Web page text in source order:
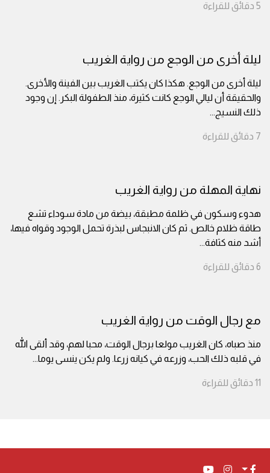
5 دقائق للقراءة
ليلة أخرى من الوجع من رواية الغريب
ليلة أخرى من الوجع. هكذا كان يكتب الغريب بين الفينة والأخرى.
والحقيقة أن ليالي الوجع كانت كثيرة، منذ الطفولة البكر. إن وجود
ذلك النسيج...
7 دقائق للقراءة
نهاية المهلة من رواية الغريب
هدوء وسكون في ظلمة مطبقة، بيضة من مادة سوداء تشع
طاقة ظلام خالص. ثم كان الانبجاس لبذرة تحمل الوجود وقواه فيها،
أشد منه كثافة...
6 دقائق للقراءة
مع رجال الوقت من رواية الغريب
منذ صباه، كان الغريب مولعا برجال الوقت، محبا لهم، وقد ألقى الله
في قلبه ذلك الحب، وزرعه في كيانه زرعا. ولم يكن ينسى يوما...
11 دقائق للقراءة